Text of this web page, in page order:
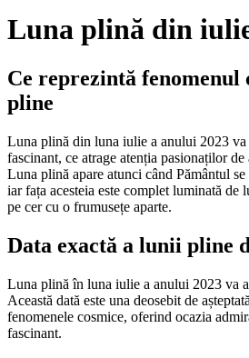
Luna plină din
Ce reprezintă fenomenul
pline
Luna plină din luna iulie a anului 2023
fascinant, ce atrage atenția pasionaților
Luna plină apare atunci când Pământul
iar fața acesteia este complet luminată de
pe cer cu o frumusețe aparte.
Data exactă a lunii pline
Luna plină în luna iulie a anului 2023 va
Această dată este una deosebit de
fenomenele cosmice, oferind ocazia
fascinant.